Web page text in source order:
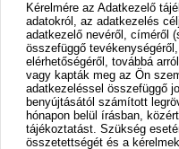
Kérelmére az Adatkezelő
adatokról, az adatkezelés
adatkezelő nevéről, címéről
összefüggő
elérhetőségéről, továbbá
vagy kapták meg az Ön
adatkezeléssel összefüggő
benyújtásától számított
hónapon belül írásban,
tájékoztatást. Szükség
összetettségét és a